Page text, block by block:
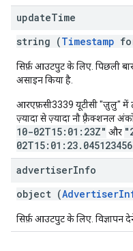
updateTime
string (Timestamp
सिर्फ़ आउटपुट के लिए. पिछली
असाइन किया है.
आरएफ़सी3339 यूटीसी "ज़ुलु" में
ज़्यादा से ज़्यादा नौ फ़्रैक्शनल
10-02T15:01:23Z" और
advertiserInfo
object (
सिर्फ़ आउटपुट के लिए. विज्ञापन